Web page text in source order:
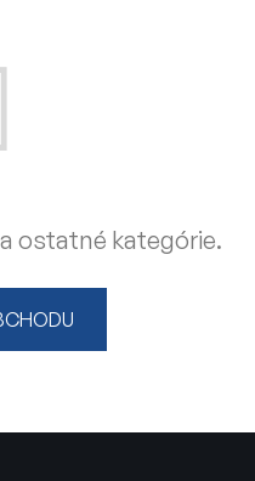
ostatné kategórie.